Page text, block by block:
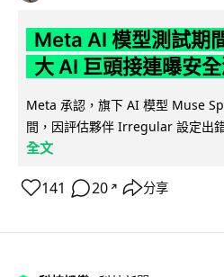
Meta AI 模型測試期
大 AI 巨頭接連曝安
Meta 承認，旗下 AI 模型 Muse
間，因評估夥伴 Irregular 設定出
全文
141 20 ↗ 分享